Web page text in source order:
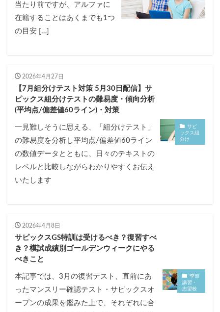
当たり前ですが、アルファに
在籍することはあくまでも1つ
の目安 […]
サピ
ックス組
分け
2026年4月27日
【7月組分けテスト対策 5月30日配信】サ
ピックス組分けテストの難易度・傾向分析
(平均点/偏差値60ライン)・対策
一見難しそうに思える、「組分けテスト」
の難易度を分析し平均点/偏差値60ライン
の数値データとともに、日々のテキストの
レベルと比較しながらわかりやすくお伝え
いたします
季節
講習・
志望校
2026年4月8日
サピックスGS特訓は受けるべき？復習すべ
き？模試成績別ゴールデンウィークにやる
べきこと
本記事では、3月の復習テスト、直前にあ
ったマンスリー確認テスト・サピックスオ
ープンの成果を鑑みた上で、それぞれに合
TopGun特訓 コベツバ過去問動画解説
コベツバからのお知らせ 抽象化能力 熱量